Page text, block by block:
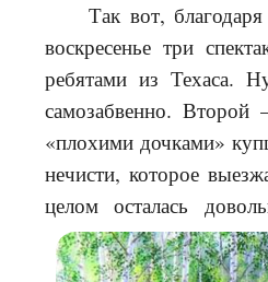
Так вот,
воскресенье три
ребятами из Техаса.
самозабвенно. Второй
«плохими дочками»
нечисти, которое
целом осталась